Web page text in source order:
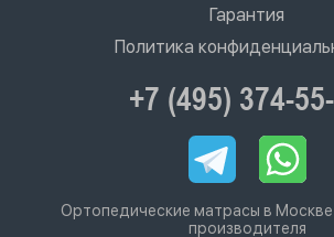
Гарантия
Политика
+7 (495) 374-
Ортопедические матрасы в
производителя